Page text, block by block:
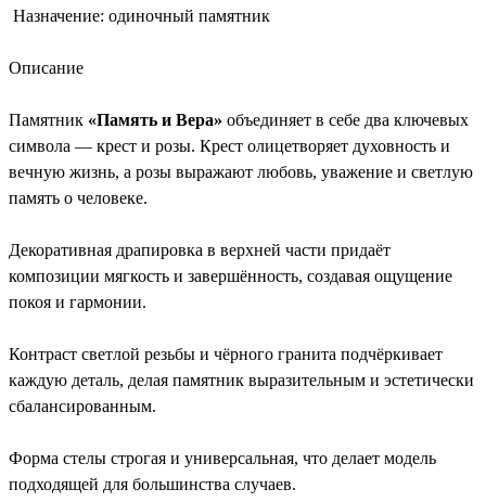
Назначение: одиночный памятник
Описание
Памятник «Память и Вера» объединяет в себе два ключевых
символа — крест и розы. Крест олицетворяет духовность и
вечную жизнь, а розы выражают любовь, уважение и светлую
память о человеке.
Декоративная драпировка в верхней части придаёт
композиции мягкость и завершённость, создавая ощущение
покоя и гармонии.
Контраст светлой резьбы и чёрного гранита подчёркивает
каждую деталь, делая памятник выразительным и эстетически
сбалансированным.
Форма стелы строгая и универсальная, что делает модель
подходящей для большинства случаев.